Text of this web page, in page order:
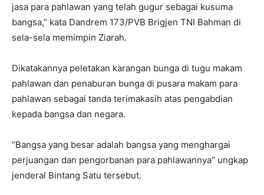
jasa para pahlawan yang telah gugur sebagai kusuma
bangsa,” kata Dandrem 173/PVB Brigjen TNI Bahman di
sela-sela memimpin Ziarah.
Dikatakannya peletakan karangan bunga di tugu makam
pahlawan dan penaburan bunga di pusara makam para
pahlawan sebagai tanda terimakasih atas pengabdian
kepada bangsa dan negara.
“Bangsa yang besar adalah bangsa yang menghargai
perjuangan dan pengorbanan para pahlawannya” ungkap
jenderal Bintang Satu tersebut.